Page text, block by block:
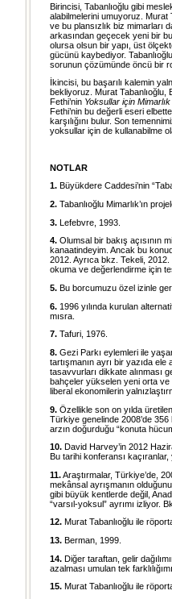
Birincisi, Tabanlıoğlu gibi
alabilmelerini umuyoruz. Murat
ve bu plansızlık biz mimarları
arkasından geçecek yeni bir
olursa olsun bir yapı, üst
gücünü kaybediyor.
sorunun çözümünde öncü bir
İkincisi, bu başarılı kalemin
bekliyoruz. Murat Tabanlıoğlu,
Fethi’nin Yoksullar için Mimarlık
Fethi’nin bu değerli eseri
karşılığını bulur. Son
yoksullar için de kullanabilme
NOTLAR
1. Büyükdere Caddesi’nin
2. Tabanlıoğlu Mimarlık’ın
3. Lefebvre, 1993.
4. Olumsal bir bakış açısının
kanaatindeyim. Ancak bu
2012. Ayrıca bkz. Tekeli, 2012.
okuma ve değerlendirme için
5. Bu borcumuzu özel izinle
6. 1996 yılında kurulan
mısra.
7. Tafuri, 1976.
8. Gezi Parkı eylemleri ile
tartışmanın ayrı bir yazıda
tasavvurları dikkate alınması
bahçeler yükselen yeni orta ve
liberal ekonomilerin
9. Özellikle son on yılda
Türkiye genelinde 2008’de 356
arzın doğurduğu “konuta
10. David Harvey’in 2012
Bu tarihi konferansı
11.Araştırmalar, Türkiye’de,
mekânsal ayrışmanın
gibi büyük kentlerde değil,
“varsıl-yoksul” ayrımı izliyor.
12. Murat Tabanlıoğlu ile
13. Berman, 1999.
14. Diğer taraftan, gelir
azalması umulan tek
15. Murat Tabanlıoğlu ile